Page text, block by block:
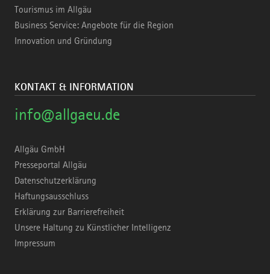
Tourismus im Allgäu
Business Service: Angebote für die Region
Innovation und Gründung
KONTAKT & INFORMATION
info@allgaeu.de
Allgäu GmbH
Presseportal Allgäu
Datenschutzerklärung
Haftungsausschluss
Erklärung zur Barrierefreiheit
Unsere Haltung zu Künstlicher Intelligenz
Impressum